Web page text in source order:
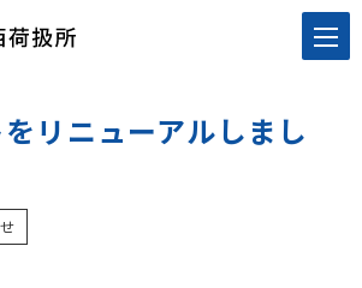
リニューアルしまし